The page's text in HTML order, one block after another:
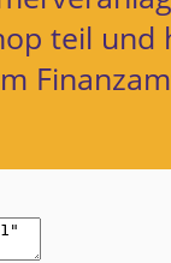
teil und